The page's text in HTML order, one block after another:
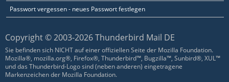
Passwort vergessen - neues Passwort festlegen
Copyright © 2003-2026 Thunderbird Mail DE
Sie befinden sich NICHT auf einer offiziellen Seite der Mozilla Foundation.
Mozilla®, mozilla.org®, Firefox®, Thunderbird™, Bugzilla™, Sunbird®, XUL™
und das Thunderbird-Logo sind (neben anderen) eingetragene
Markenzeichen der Mozilla Foundation.